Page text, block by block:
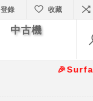
登錄 收藏
中古機
🎉Surface